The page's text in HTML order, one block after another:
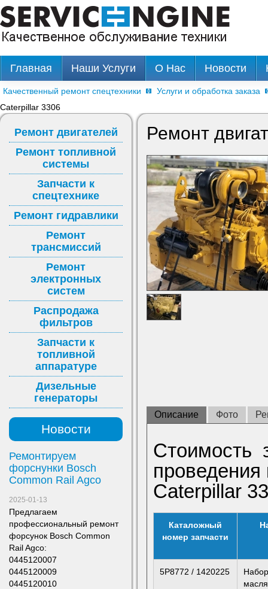
Ремонт
Описание Фото
Стоимость
проведения
Caterpillar
Каталожный
номер запчасти
5P8772 / 1420225
Ремонт двигателей
Ремонт топливной
системы
Запчасти к
спецтехнике
Ремонт гидравлики
Ремонт
трансмиссий
Ремонт
электронных
систем
Распродажа
фильтров
Запчасти к
топливной
аппаратуре
Дизельные
генераторы
Новости
Ремонтируем
форснунки Bosch
Common Rail Agco
2025-01-13
Предлагаем
профессиональный ремонт
форсунок Bosch Common
Rail Agco:
0445120007
0445120009
0445120010
Главная Наши Услуги О Нас Новости
Качественный ремонт спецтехники
Услуги и обработка заказа
Caterpillar 3306